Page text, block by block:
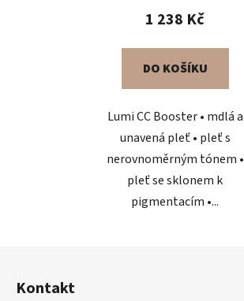
1 238 Kč
DO KOŠÍKU
Lumi CC Booster • mdlá a
unavená pleť • pleť s
nerovnoměrným tónem •
pleť se sklonem k
pigmentacím •...
Kontakt